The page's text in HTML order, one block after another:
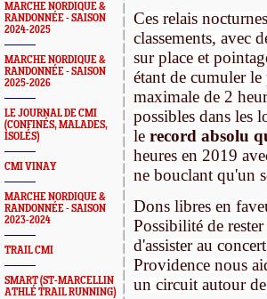
MARCHE NORDIQUE &
RANDONNÉE - SAISON
2024-2025
MARCHE NORDIQUE &
RANDONNÉE - SAISON
2025-2026
LE JOURNAL DE CMI
(CONFINÉS, MALADES,
ISOLÉS)
CMI VINAY
MARCHE NORDIQUE &
RANDONNÉE - SAISON
2023-2024
TRAIL CMI
SMART (ST-MARCELLIN
ATHLÉ TRAIL RUNNING)
Ces relais
classements, avec
sur place et
étant de cumuler
maximale de 2
possibles dans les
le record absolu
heures en 2019
ne bouclant qu'un
Dons libres en
Possibilité de
d'assister au
Providence nous
un circuit autour